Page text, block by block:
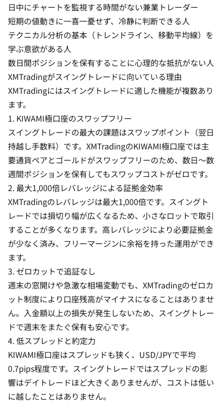
日中にチャートを監視する時間がない兼業トレーダー
短期の値動きに一喜一憂せず、冷静に判断できる人
テクニカル分析の基本（トレンドライン、移動平均線）を
学ぶ意欲がある人
数日間ポジションを保有することに心理的な抵抗がない人
XMTradingがスイングトレードに向いている理由
XMTradingにはスイングトレードに適した機能が複数あり
ます。
1. KIWAMI極口座のスワップフリー
スイングトレードの最大の課題はスワップポイント（翌日
持越し手数料）です。 XMTradingのKIWAMI極口座では主
要通貨ペアとゴールドがスワップフリーのため、数日〜数
週間ポジションを保有してもスワップコストがゼロです。
2. 最大1,000倍レバレッジによる証拠金効率
XMTradingのレバレッジは最大1,000倍です。スイングト
レードでは損切り幅が広くなるため、小さなロットで取引
することが多くなります。高レバレッジにより必要証拠金
が少なく済み、フリーマージンに余裕を持った運用ができ
ます。
3. ゼロカットで追証なし
週末の窓開けや急激な相場変動でも、XMTradingのゼロカ
ット制度により口座残高がマイナスになることはありませ
ん。入金額以上の損失が発生しないため、スイングトレー
ドで週末をまたぐ保有も安心です。
4. 低スプレッドと約定力
KIWAMI極口座はスプレッドも狭く、USD/JPYで平均
0.7pips程度です。スイングトレードではスプレッドの影
響はデイトレードほど大きくありませんが、コストは低い
に越したことはありません。